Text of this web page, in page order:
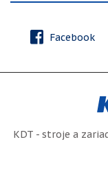
Facebook
KDT - stroje a